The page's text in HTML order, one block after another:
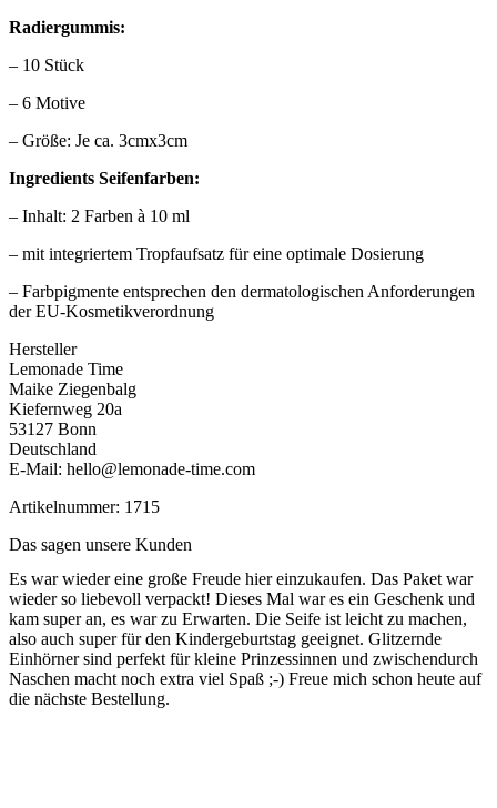
Radiergummis:
– 10 Stück
– 6 Motive
– Größe: Je ca. 3cmx3cm
Ingredients Seifenfarben:
– Inhalt: 2 Farben à 10 ml
– mit integriertem Tropfaufsatz für eine optimale Dosierung
– Farbpigmente entsprechen den dermatologischen Anforderungen
der EU-Kosmetikverordnung
Hersteller
Lemonade Time
Maike Ziegenbalg
Kiefernweg 20a
53127 Bonn
Deutschland
E-Mail: hello@lemonade-time.com
Artikelnummer: 1715
Das sagen unsere Kunden
Es war wieder eine große Freude hier einzukaufen. Das Paket war
wieder so liebevoll verpackt! Dieses Mal war es ein Geschenk und
kam super an, es war zu Erwarten. Die Seife ist leicht zu machen,
also auch super für den Kindergeburtstag geeignet. Glitzernde
Einhörner sind perfekt für kleine Prinzessinnen und zwischendurch
Naschen macht noch extra viel Spaß ;-) Freue mich schon heute auf
die nächste Bestellung.